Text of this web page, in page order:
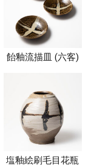
飴釉流描皿 (六客)
塩釉絵刷毛目花瓶